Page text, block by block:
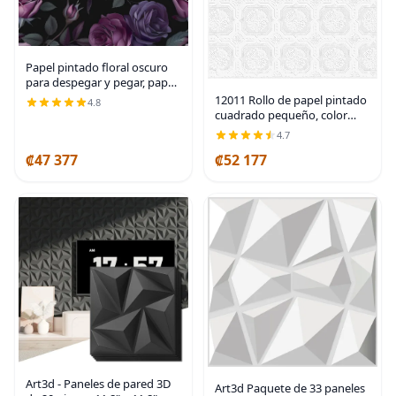
Papel pintado floral oscuro
para despegar y pegar, papel
de contacto vintage
morado/rosa de 17.5" x
4.8
₡47 377
12011 Rollo de papel pintado
cuadrado pequeño, color
blanco
4.7
₡52 177
Art3d - Paneles de pared 3D
Art3d Paquete de 33 paneles